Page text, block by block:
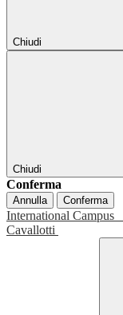
Chiudi
Chiudi
Conferma
Annulla Conferma
International Campus
Cavallotti